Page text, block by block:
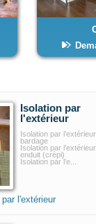
Isolation par
l'extérieur
Isolation par
bardage
Isolation par
enduit (crépi)
Isolation par l’e...
l'extérieur